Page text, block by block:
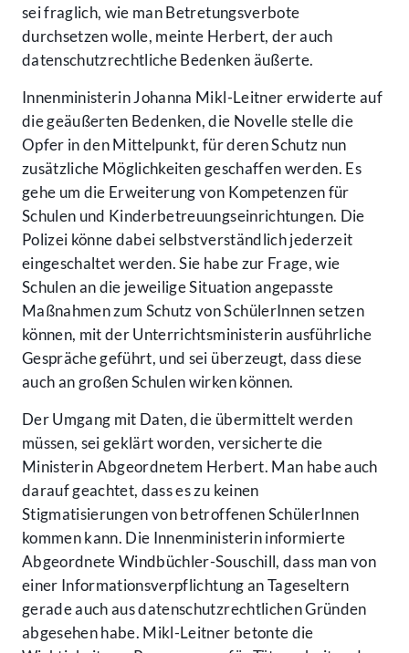
sei fraglich, wie man Betretungsverbote
durchsetzen wolle, meinte Herbert, der auch
datenschutzrechtliche Bedenken äußerte.
Innenministerin Johanna Mikl-Leitner erwiderte auf
die geäußerten Bedenken, die Novelle stelle die
Opfer in den Mittelpunkt, für deren Schutz nun
zusätzliche Möglichkeiten geschaffen werden. Es
gehe um die Erweiterung von Kompetenzen für
Schulen und Kinderbetreuungseinrichtungen. Die
Polizei könne dabei selbstverständlich jederzeit
eingeschaltet werden. Sie habe zur Frage, wie
Schulen an die jeweilige Situation angepasste
Maßnahmen zum Schutz von SchülerInnen setzen
können, mit der Unterrichtsministerin ausführliche
Gespräche geführt, und sei überzeugt, dass diese
auch an großen Schulen wirken können.
Der Umgang mit Daten, die übermittelt werden
müssen, sei geklärt worden, versicherte die
Ministerin Abgeordnetem Herbert. Man habe auch
darauf geachtet, dass es zu keinen
Stigmatisierungen von betroffenen SchülerInnen
kommen kann. Die Innenministerin informierte
Abgeordnete Windbüchler-Souschill, dass man von
einer Informationsverpflichtung an Tageseltern
gerade auch aus datenschutzrechtlichen Gründen
abgesehen habe. Mikl-Leitner betonte die